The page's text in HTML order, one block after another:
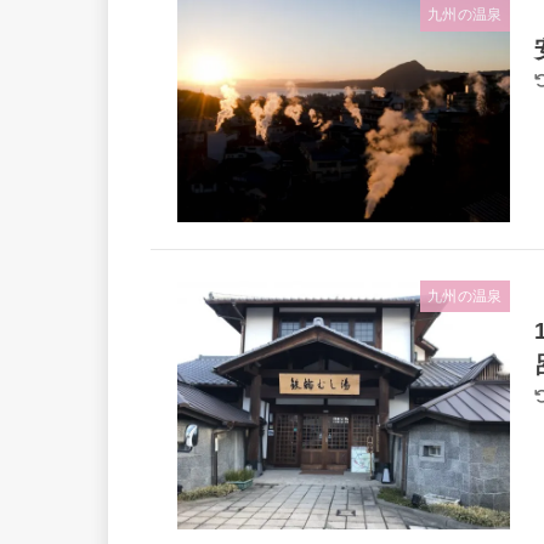
九州の温泉
九州の温泉